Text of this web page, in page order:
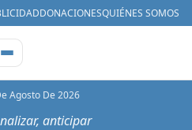
DONACIONESQUIÉNES SOMOS
Agosto De 2026
anticipar